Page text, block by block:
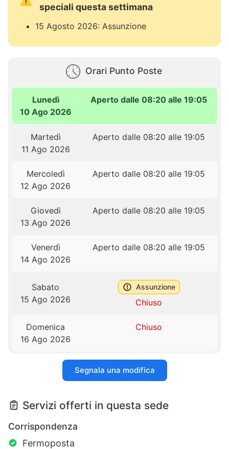
speciali questa settimana
15 Agosto 2026: Assunzione
Orari Punto Poste
Lunedì
10 Ago 2026
Aperto dalle 08:20 alle 19:05
Martedì
11 Ago 2026
Aperto dalle 08:20 alle 19:05
Mercoledì
12 Ago 2026
Aperto dalle 08:20 alle 19:05
Giovedì
13 Ago 2026
Aperto dalle 08:20 alle 19:05
Venerdì
14 Ago 2026
Aperto dalle 08:20 alle 19:05
Sabato
15 Ago 2026
Assunzione
Chiuso
Domenica
16 Ago 2026
Chiuso
Segnala una modifica
Servizi offerti in questa sede
Corrispondenza
Fermoposta